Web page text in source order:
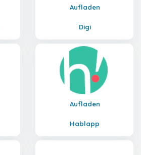
Aufladen
Digi
Aufladen
Hablapp